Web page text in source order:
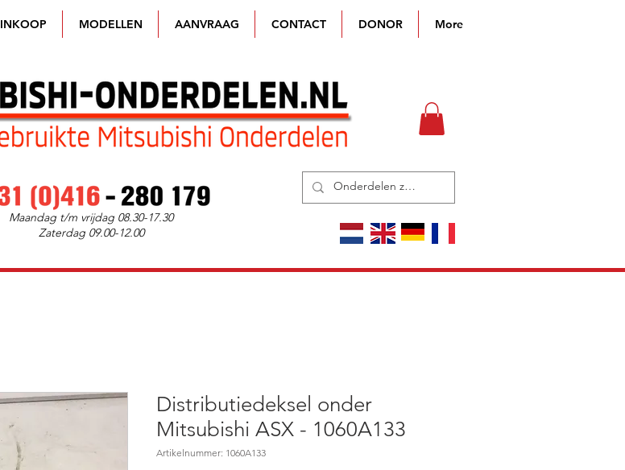
INKOOP MODELLEN AANVRAAG CONTACT DONOR More
Maandag t/m vrijdag 08.30-17.30
Zaterdag 09.00-12.00
Distributiedeksel onder
Mitsubishi ASX - 1060A133
Artikelnummer: 1060A133